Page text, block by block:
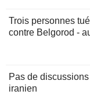
Trois personnes
contre Belgorod -
Pas de
iranien